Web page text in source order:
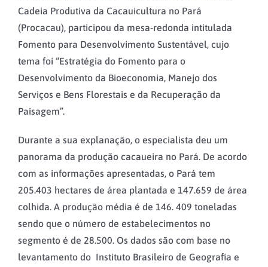
Cadeia Produtiva da Cacauicultura no Pará
(Procacau), participou da mesa-redonda intitulada
Fomento para Desenvolvimento Sustentável, cujo
tema foi “Estratégia do Fomento para o
Desenvolvimento da Bioeconomia, Manejo dos
Serviços e Bens Florestais e da Recuperação da
Paisagem”.
Durante a sua explanação, o especialista deu um
panorama da produção cacaueira no Pará. De acordo
com as informações apresentadas, o Pará tem
205.403 hectares de área plantada e 147.659 de área
colhida. A produção média é de 146. 409 toneladas
sendo que o número de estabelecimentos no
segmento é de 28.500. Os dados são com base no
levantamento do Instituto Brasileiro de Geografia e